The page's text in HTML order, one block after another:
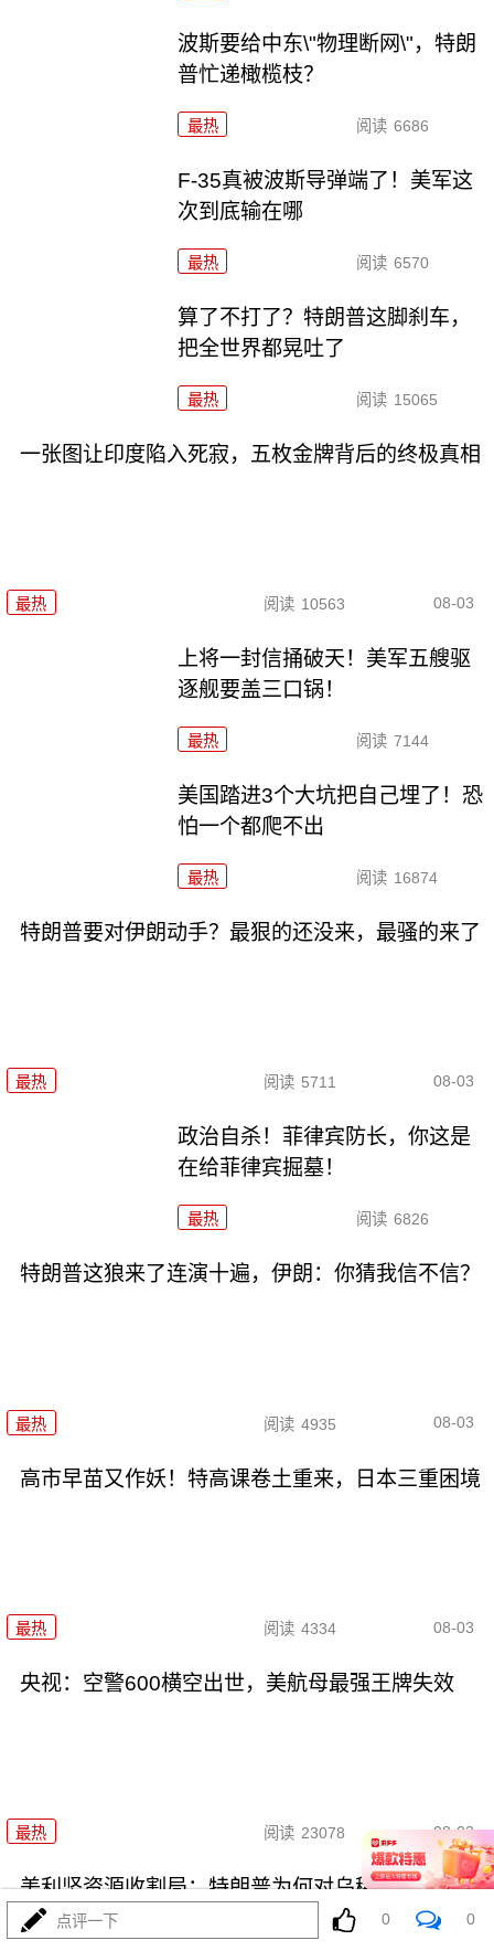
波斯要给中东\"物理断网\"，特朗
普忙递橄榄枝？
最热 阅读 6686
F-35真被波斯导弹端了！美军这
次到底输在哪
最热 阅读 6570
算了不打了？特朗普这脚刹车，
把全世界都晃吐了
最热 阅读 15065
一张图让印度陷入死寂，五枚金牌背后的终极真相
最热 阅读 10563 08-03
上将一封信捅破天！美军五艘驱
逐舰要盖三口锅！
最热 阅读 7144
美国踏进3个大坑把自己埋了！恐
怕一个都爬不出
最热 阅读 16874
特朗普要对伊朗动手？最狠的还没来，最骚的来了
最热 阅读 5711 08-03
政治自杀！菲律宾防长，你这是
在给菲律宾掘墓！
最热 阅读 6826
特朗普这狼来了连演十遍，伊朗：你猜我信不信？
最热 阅读 4935 08-03
高市早苗又作妖！特高课卷土重来，日本三重困境
最热 阅读 4334 08-03
央视：空警600横空出世，美航母最强王牌失效
最热 阅读 23078 08-03
美利坚资源收割局：特朗普为何对乌稀土\"摊牌\"
点评一下 0 0